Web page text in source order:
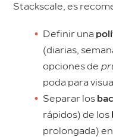
Stackscale, es
Definir una
(diarias,
opciones de
poda para
Separar los
rápidos) de los
prolongada)